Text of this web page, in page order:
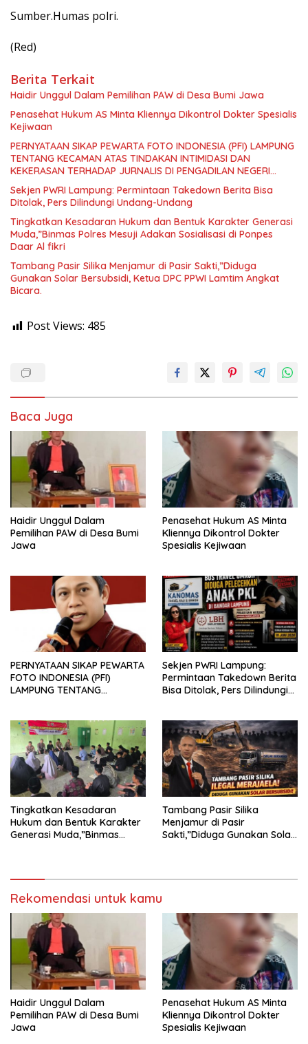
Sumber.Humas polri.
(Red)
Berita Terkait
Haidir Unggul Dalam Pemilihan PAW di Desa Bumi Jawa
Penasehat Hukum AS Minta Kliennya Dikontrol Dokter Spesialis
Kejiwaan
PERNYATAAN SIKAP PEWARTA FOTO INDONESIA (PFI) LAMPUNG
TENTANG KECAMAN ATAS TINDAKAN INTIMIDASI DAN
KEKERASAN TERHADAP JURNALIS DI PENGADILAN NEGERI
TANJUNG KARANG.
Sekjen PWRI Lampung: Permintaan Takedown Berita Bisa
Ditolak, Pers Dilindungi Undang-Undang
Tingkatkan Kesadaran Hukum dan Bentuk Karakter Generasi
Muda,”Binmas Polres Mesuji Adakan Sosialisasi di Ponpes
Daar Al fikri
Tambang Pasir Silika Menjamur di Pasir Sakti,”Diduga
Gunakan Solar Bersubsidi, Ketua DPC PPWI Lamtim Angkat
Bicara.
Post Views: 485
Baca Juga
Haidir Unggul Dalam
Pemilihan PAW di Desa Bumi
Jawa
Penasehat Hukum AS Minta
Kliennya Dikontrol Dokter
Spesialis Kejiwaan
PERNYATAAN SIKAP PEWARTA
FOTO INDONESIA (PFI)
LAMPUNG TENTANG
TERHADAP JURNALIS DI
PENGADILAN NEGERI
TANJUNG KARANG.
Sekjen PWRI Lampung:
Permintaan Takedown Berita
Bisa Ditolak, Pers Dilindungi
Tingkatkan Kesadaran
Hukum dan Bentuk Karakter
Generasi Muda,”Binmas
Tambang Pasir Silika
Menjamur di Pasir
Sakti,”Diduga Gunakan Solar
Rekomendasi untuk kamu
Haidir Unggul Dalam
Pemilihan PAW di Desa Bumi
Jawa
Penasehat Hukum AS Minta
Kliennya Dikontrol Dokter
Spesialis Kejiwaan